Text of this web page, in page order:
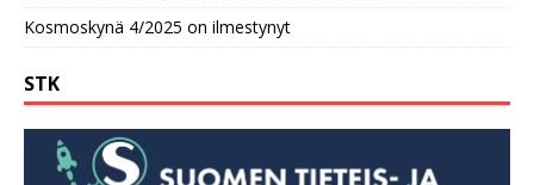
Kosmoskynä 4/2025 on ilmestynyt
STK